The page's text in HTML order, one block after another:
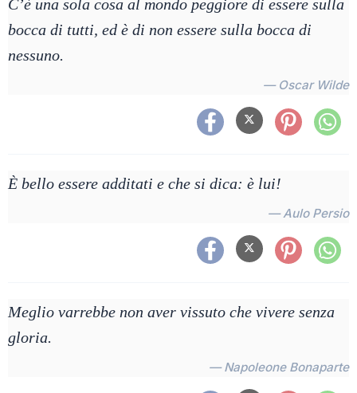
C’è una sola cosa al mondo peggiore di essere sulla
bocca di tutti, ed è di non essere sulla bocca di
nessuno.
— Oscar Wilde
È bello essere additati e che si dica: è lui!
— Aulo Persio
Meglio varrebbe non aver vissuto che vivere senza
gloria.
— Napoleone Bonaparte